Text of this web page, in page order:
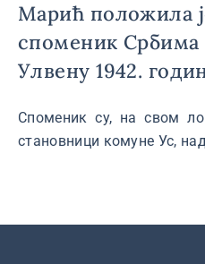
Марић положила
споменик Србима
Улвену 1942.
Споменик су, на свом
становници комуне Ус,